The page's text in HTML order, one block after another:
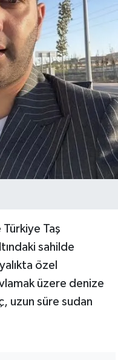
Taş
sahilde
özel
üzere denize
uzun süre sudan